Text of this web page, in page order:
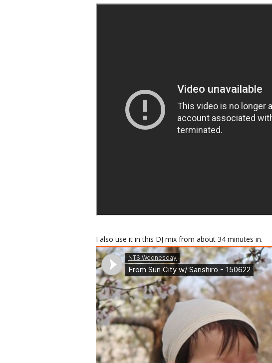
I also use it in this DJ mix from about 34 minutes in.